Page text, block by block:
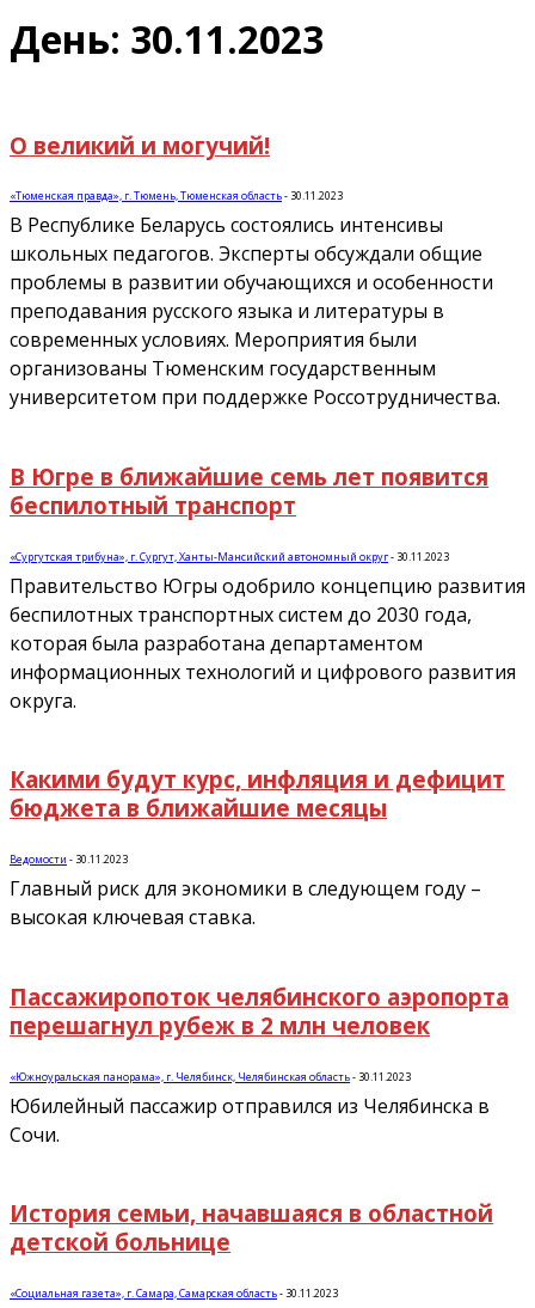
День: 30.11.2023
О великий и могучий!
«Тюменская правда», г. Тюмень, Тюменская область- 30.11.2023
В Республике Беларусь состоялись интенсивы
школьных педагогов. Эксперты обсуждали общие
проблемы в развитии обучающихся и особенности
преподавания русского языка и литературы в
современных условиях. Мероприятия были
организованы Тюменским государственным
университетом при поддержке Россотрудничества.
В Югре в ближайшие семь лет появится
беспилотный транспорт
«Сургутская трибуна», г. Сургут, Ханты-Мансийский автономный округ- 30.11.2023
Правительство Югры одобрило концепцию развития
беспилотных транспортных систем до 2030 года,
которая была разработана департаментом
информационных технологий и цифрового развития
округа.
Какими будут курс, инфляция и дефицит
бюджета в ближайшие месяцы
Ведомости - 30.11.2023
Главный риск для экономики в следующем году –
высокая ключевая ставка.
Пассажиропоток челябинского аэропорта
перешагнул рубеж в 2 млн человек
«Южноуральская панорама», г. Челябинск, Челябинская область- 30.11.2023
Юбилейный пассажир отправился из Челябинска в
Сочи.
История семьи, начавшаяся в областной
детской больнице
«Социальная газета», г. Самара, Самарская область- 30.11.2023